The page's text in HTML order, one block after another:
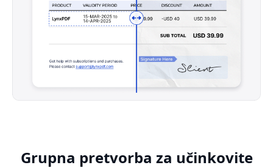
Grupna pretvorba za učinkovite